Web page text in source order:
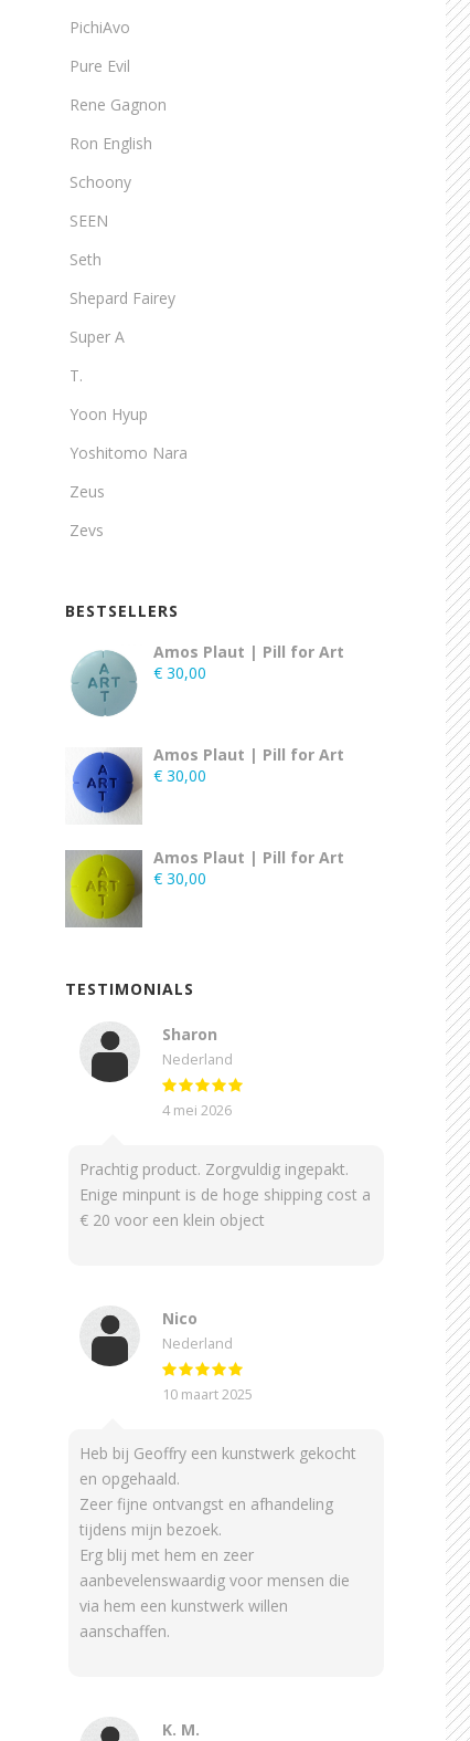
PichiAvo
Pure Evil
Rene Gagnon
Ron English
Schoony
SEEN
Seth
Shepard Fairey
Super A
T.
Yoon Hyup
Yoshitomo Nara
Zeus
Zevs
BESTSELLERS
Amos Plaut | Pill for Art
€ 30,00
Amos Plaut | Pill for Art
€ 30,00
Amos Plaut | Pill for Art
€ 30,00
TESTIMONIALS
Sharon
Nederland
4 mei 2026
Prachtig product. Zorgvuldig ingepakt.
Enige minpunt is de hoge shipping cost a
€ 20 voor een klein object
Nico
Nederland
10 maart 2025
Heb bij Geoffry een kunstwerk gekocht
en opgehaald.
Zeer fijne ontvangst en afhandeling
tijdens mijn bezoek.
Erg blij met hem en zeer
aanbevelenswaardig voor mensen die
via hem een kunstwerk willen
aanschaffen.
K. M.